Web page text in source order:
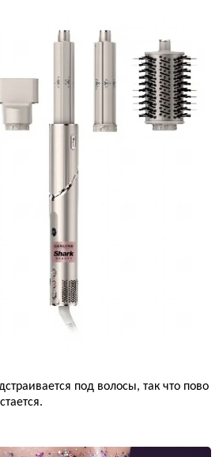
под волосы, так что пово